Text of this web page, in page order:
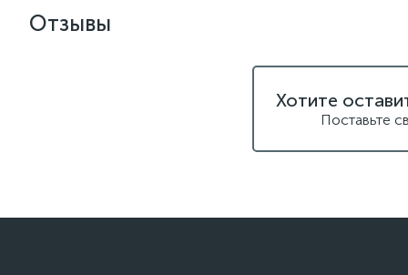
Отзывы
Хотите
Поставьте